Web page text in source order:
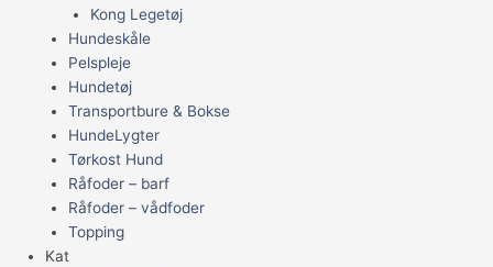
Kong Legetøj
Hundeskåle
Pelspleje
Hundetøj
Transportbure & Bokse
HundeLygter
Tørkost Hund
Råfoder – barf
Råfoder – vådfoder
Topping
Kat